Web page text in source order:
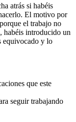
atrás si habéis
El motivo por
el trabajo no
habéis introducido un
equivocado y lo
que este
seguir trabajando